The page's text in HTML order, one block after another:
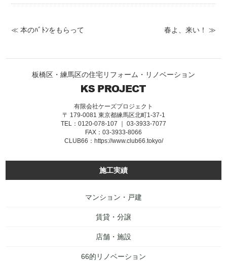
春よ、来い！ ≫
≪ 本のﾊﾞﾄﾝをもらって
板橋区・練馬区の住宅リフォーム・リノベーション
有限会社ケーズプロジェクト
〒 179-0081 東京都練馬区北町1-37-1
TEL：0120-078-107 ｜ 03-3933-7077
FAX：03-3933-8066
CLUB66： https://www.club66.tokyo/
施工実績
マンション・戸建
賃貸・分譲
店舗・施設
66的リノベーション